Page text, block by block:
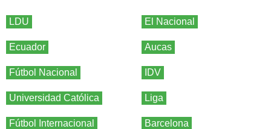
LDU El Nacional
Ecuador Aucas
Fútbol Nacional IDV
Universidad Católica Liga
Fútbol Internacional Barcelona